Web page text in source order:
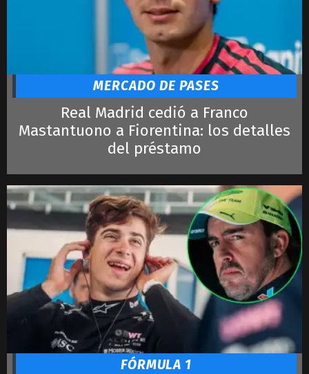
MERCADO DE PASES
Real Madrid cedió a Franco
Mastantuono a Fiorentina: los detalles
del préstamo
FÓRMULA 1